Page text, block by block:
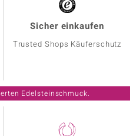
Sicher einkaufen
Trusted Shops Käuferschutz
Edelsteinschmuck.